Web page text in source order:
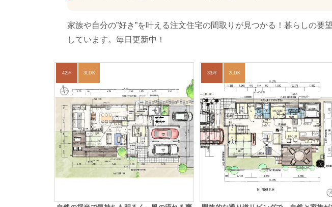
家族や自分の”好き”を叶える注文住宅の間取りが見つかる！暮らしの
しています。毎日更新中！
42坪 3LDK 33坪 2LDK